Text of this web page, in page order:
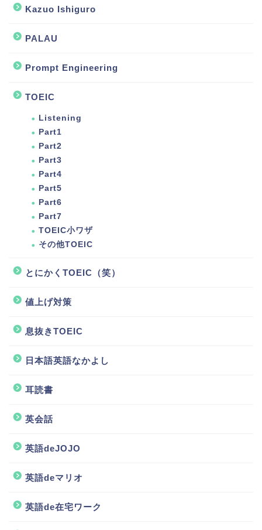
Kazuo Ishiguro
PALAU
Prompt Engineering
TOEIC
Listening
Part1
Part2
Part3
Part4
Part5
Part6
Part7
TOEIC小ワザ
その他TOEIC
とにかくTOEIC（笑）
値上げ対策
息抜きTOEIC
日本語英語なかよし
耳読書
英会話
英語deJOJO
英語deマリオ
英語de在宅ワーク